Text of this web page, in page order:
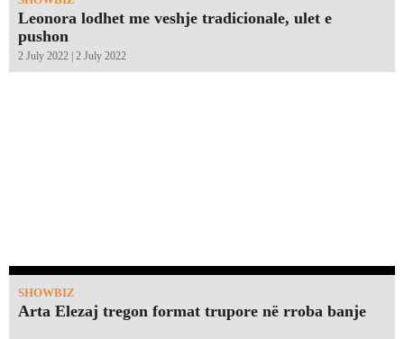
Leonora lodhet me veshje tradicionale, ulet e
pushon
2 July 2022 | 2 July 2022
SHOWBIZ
Arta Elezaj tregon format trupore në rroba banje